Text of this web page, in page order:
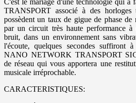
TRANSPORT associé à des
possèdent un taux de gigue de phase
par un circuit très haute performance
bruit, dans un environnement sans
l'écoute, quelques secondes suffiront
NANO NETWORK TRANSPORT
de réseau qui vous apportera une
musicale irréprochable.
CARACTERISTIQUES: